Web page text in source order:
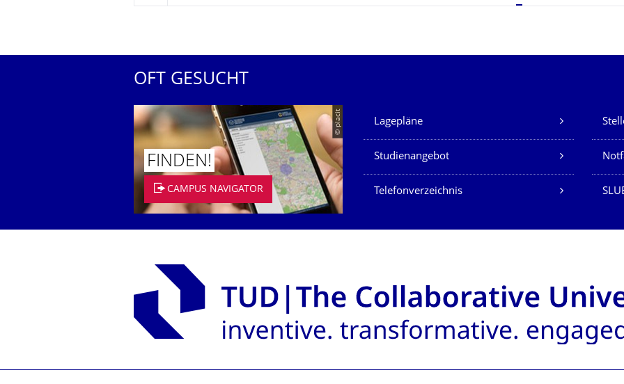
OFT GESUCHT
© placit
FINDEN!
CAMPUS NAVIGATOR
Unsere Dienste
Lagepläne
Studienangebot
Telefonverzeichnis